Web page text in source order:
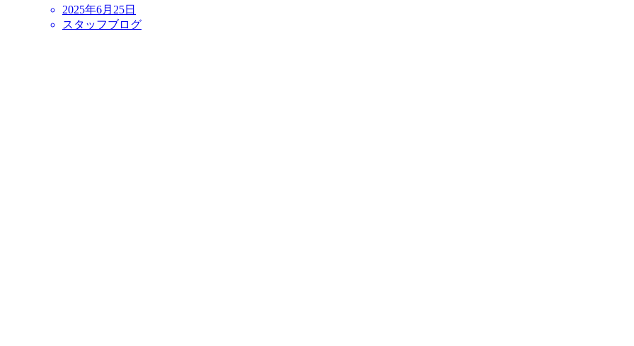
2025年6月25日
スタッフブログ